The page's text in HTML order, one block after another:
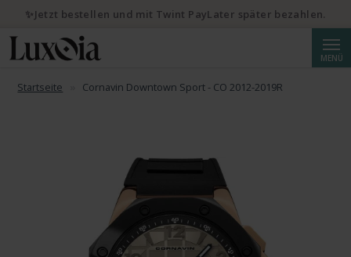
MENÜ
Startseite Cornavin Downtown Sport - CO 2012-2019R
✨Jetzt bestellen und mit Twint PayLater später bezahlen.